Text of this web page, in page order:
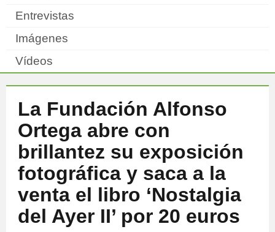
Entrevistas
Imágenes
Vídeos
La Fundación Alfonso
Ortega abre con
brillantez su exposición
fotográfica y saca a la
venta el libro ‘Nostalgia
del Ayer II’ por 20 euros